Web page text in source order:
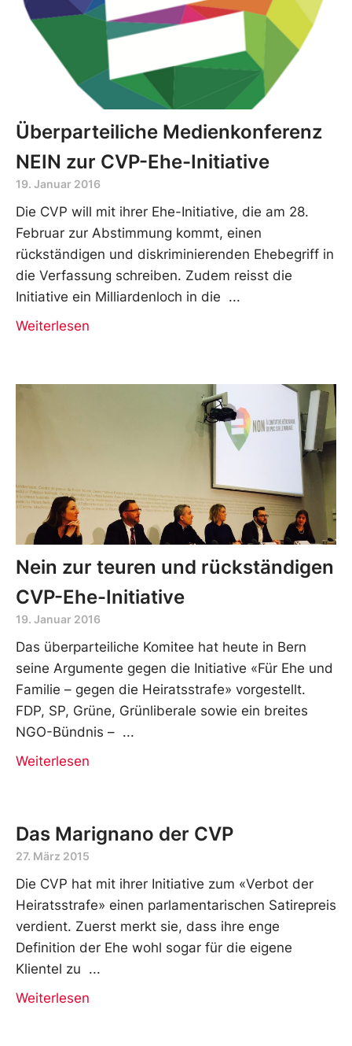
Überparteiliche Medienkonferenz
NEIN zur CVP-Ehe-Initiative
19. Januar 2016
Die CVP will mit ihrer Ehe-Initiative, die am 28.
Februar zur Abstimmung kommt, einen
rückständigen und diskriminierenden Ehebegriff in
die Verfassung schreiben. Zudem reisst die
Initiative ein Milliardenloch in die
Weiterlesen
Nein zur teuren und rückständigen
CVP-Ehe-Initiative
19. Januar 2016
Das überparteiliche Komitee hat heute in Bern
seine Argumente gegen die Initiative «Für Ehe und
Familie – gegen die Heiratsstrafe» vorgestellt.
FDP, SP, Grüne, Grünliberale sowie ein breites
NGO-Bündnis –
Weiterlesen
Das Marignano der CVP
27. März 2015
Die CVP hat mit ihrer Initiative zum «Verbot der
Heiratsstrafe» einen parlamentarischen Satirepreis
verdient. Zuerst merkt sie, dass ihre enge
Definition der Ehe wohl sogar für die eigene
Klientel zu
Weiterlesen